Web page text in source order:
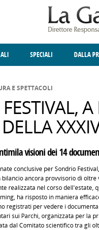
SPECIALI DALLA
E SPETTACOLI
visioni dei 14
conclusive per Sondrio
ancora provvisorio di
realizzata nel corso dell'estate,
ha risposto in maniera
registrati per vedere i
sui Parchi, organizzata per la
dal Comitato scientifico tra gli